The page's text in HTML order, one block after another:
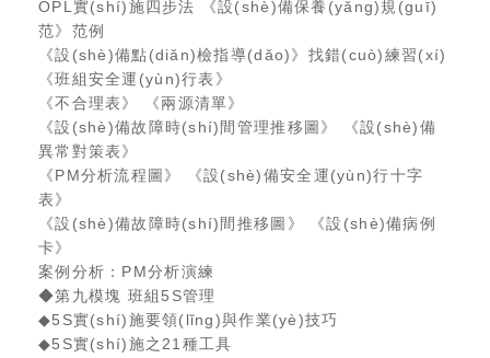
OPL實(shí)施四步法 《設(shè)備保養(yǎng)規(guī)
范》范例
《設(shè)備點(diǎn)檢指導(dǎo)》找錯(cuò)練習(xí)
《班組安全運(yùn)行表》
《不合理表》 《兩源清單》
《設(shè)備故障時(shí)間管理推移圖》 《設(shè)備
異常對策表》
《PM分析流程圖》 《設(shè)備安全運(yùn)行十字
表》
《設(shè)備故障時(shí)間推移圖》 《設(shè)備病例
卡》
案例分析：PM分析演練
◆第九模塊 班組5S管理
◆5S實(shí)施要領(lǐng)與作業(yè)技巧
◆5S實(shí)施之21種工具